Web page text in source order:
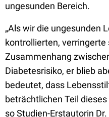
ungesunden Bereich.
„Als wir die ungesunden
kontrollierten, verringerte
Zusammenhang
Diabetesrisiko, er blieb
bedeutet, dass
beträchtlichen Teil
so Studien-Erstautorin